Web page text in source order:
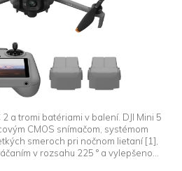
a tromi batériami v balení. DJI Mini 5
CMOS snímačom, systémom
smeroch pri nočnom lietaní [1],
v rozsahu 225 ° a vylepšenou